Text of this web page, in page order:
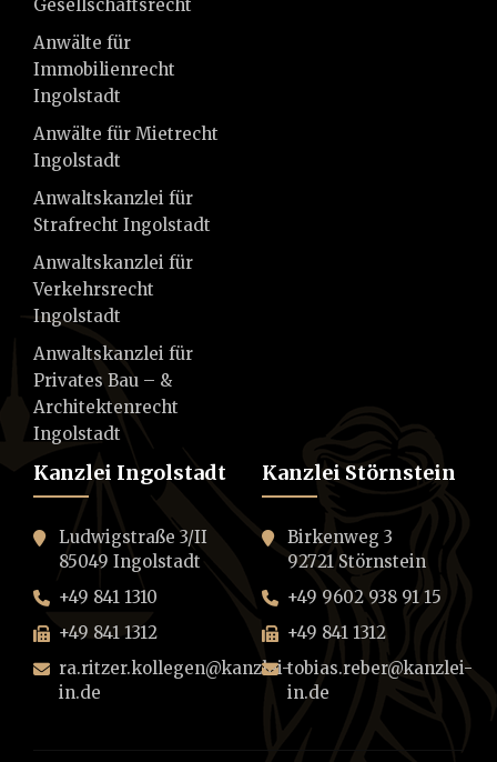
Gesellschaftsrecht
Anwälte für
Immobilienrecht
Ingolstadt
Anwälte für Mietrecht
Ingolstadt
Anwaltskanzlei für
Strafrecht Ingolstadt
Anwaltskanzlei für
Verkehrsrecht
Ingolstadt
Anwaltskanzlei für
Privates Bau – &
Architektenrecht
Ingolstadt
Kanzlei Ingolstadt
Ludwigstraße 3/II
85049 Ingolstadt
+49 841 1310
+49 841 1312
ra.ritzer.kollegen@kanzlei-
in.de
Kanzlei Störnstein
Birkenweg 3
92721 Störnstein
+49 9602 938 91 15
+49 841 1312
tobias.reber@kanzlei-
in.de